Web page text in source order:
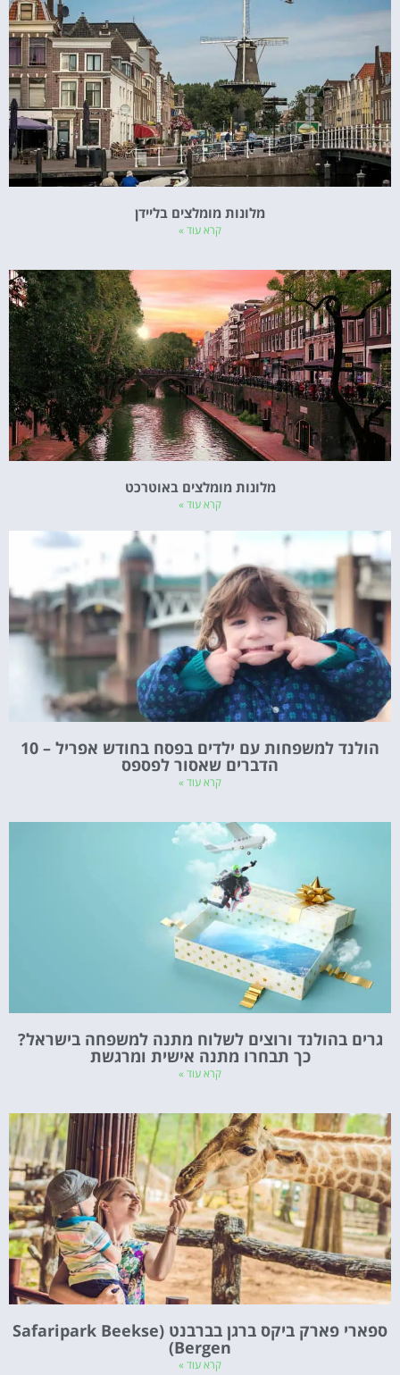
מלונות מומלצים בליידן
קרא עוד »
מלונות מומלצים באוטרכט
קרא עוד »
הולנד למשפחות עם ילדים בפסח בחודש אפריל – 10
הדברים שאסור לפספס
קרא עוד »
גרים בהולנד ורוצים לשלוח מתנה למשפחה בישראל?
כך תבחרו מתנה אישית ומרגשת
קרא עוד »
ספארי פארק ביקס ברגן בברבנט (Safaripark Beekse
Bergen)
קרא עוד »